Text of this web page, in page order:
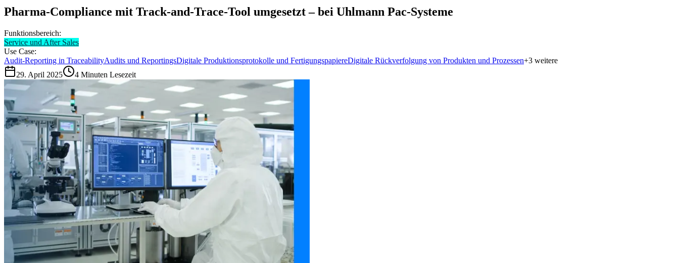
Pharma-Compliance mit Track-and-Trace-Tool umgesetzt – bei Uhlmann Pac-Systeme
Funktionsbereich:
Service und After Sales
Use Case:
Audit-Reporting in TraceabilityAudits und ReportingsDigitale Produktionsprotokolle und FertigungspapiereDigitale Rückverfolgung von Produkten und Prozessen+3 weitere
29. April 2025
4 Minuten Lesezeit